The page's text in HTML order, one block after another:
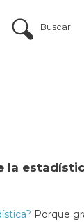
Buscar
la
Porque